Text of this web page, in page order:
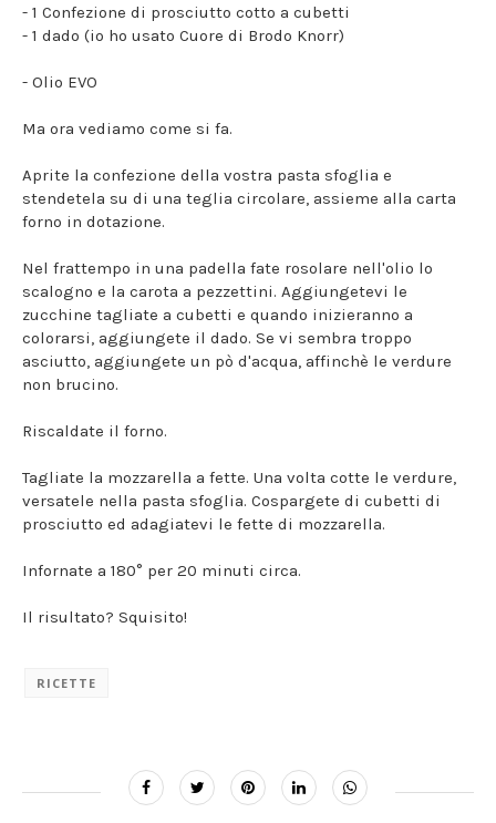
- 1 Confezione di prosciutto cotto a cubetti
- 1 dado (io ho usato Cuore di Brodo Knorr)
- Olio EVO
Ma ora vediamo come si fa.
Aprite la confezione della vostra pasta sfoglia e
stendetela su di una teglia circolare, assieme alla carta
forno in dotazione.
Nel frattempo in una padella fate rosolare nell'olio lo
scalogno e la carota a pezzettini. Aggiungetevi le
zucchine tagliate a cubetti e quando inizieranno a
colorarsi, aggiungete il dado. Se vi sembra troppo
asciutto, aggiungete un pò d'acqua, affinchè le verdure
non brucino.
Riscaldate il forno.
Tagliate la mozzarella a fette. Una volta cotte le verdure,
versatele nella pasta sfoglia. Cospargete di cubetti di
prosciutto ed adagiatevi le fette di mozzarella.
Infornate a 180° per 20 minuti circa.
Il risultato? Squisito!
RICETTE